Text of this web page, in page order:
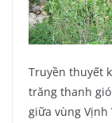
Truyền thuyết
trăng thanh
giữa vùng Vịnh